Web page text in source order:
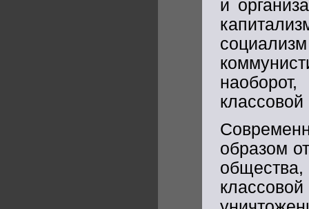
и
образом
общества,